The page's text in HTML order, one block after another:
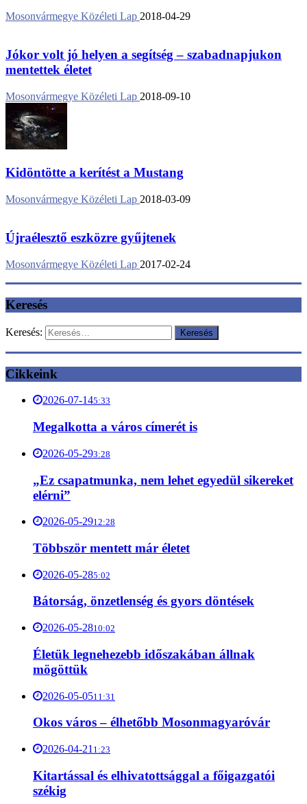
Mosonvármegye Közéleti Lap 2018-04-29
Jókor volt jó helyen a segítség – szabadnapjukon
mentettek életet
Mosonvármegye Közéleti Lap 2018-09-10
Kidöntötte a kerítést a Mustang
Mosonvármegye Közéleti Lap 2018-03-09
Újraélesztő eszközre gyűjtenek
Mosonvármegye Közéleti Lap 2017-02-24
Keresés
Keresés:
Cikkeink
2026-07-145:33
Megalkotta a város címerét is
2026-05-293:28
„Ez csapatmunka, nem lehet egyedül sikereket
elérni”
2026-05-2912:28
Többször mentett már életet
2026-05-285:02
Bátorság, önzetlenség és gyors döntések
2026-05-2810:02
Életük legnehezebb időszakában állnak
mögöttük
2026-05-0511:31
Okos város – élhetőbb Mosonmagyaróvár
2026-04-21 1:23
Kitartással és elhivatottsággal a főigazgatói
székig